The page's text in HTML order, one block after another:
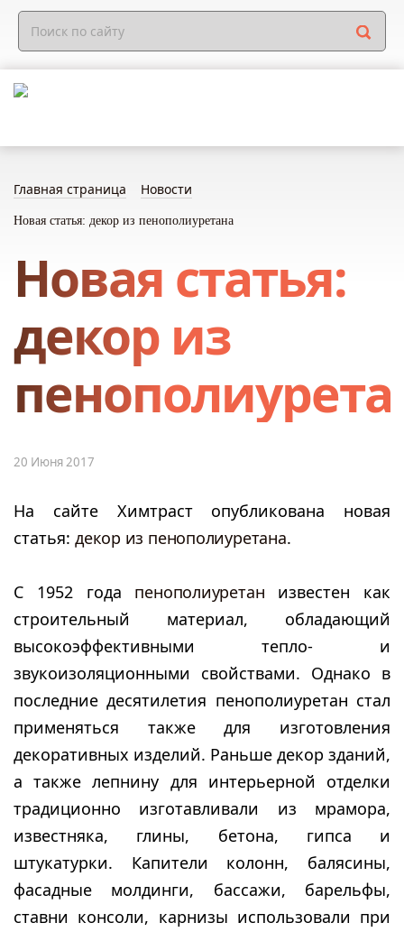
Главная страница Новости
Новая статья: декор из пенополиуретана
Новая статья:
декор из
20 Июня 2017
На сайте Химтраст опубликована новая
статья: декор из пенополиуретана.
С 1952 года пенополиуретан известен как
строительный материал, обладающий
высокоэффективными тепло- и
звукоизоляционными свойствами. Однако в
последние десятилетия пенополиуретан стал
применяться также для изготовления
декоративных изделий. Раньше декор зданий,
а также лепнину для интерьерной отделки
традиционно изготавливали из мрамора,
известняка, глины, бетона, гипса и
штукатурки. Капители колонн, балясины,
фасадные молдинги, бассажи, барельфы,
ставни консоли, карнизы использовали при